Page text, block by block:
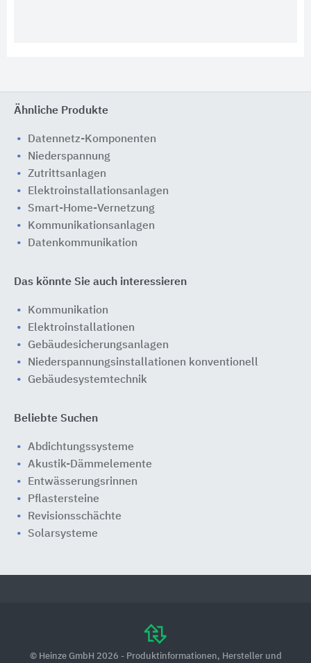
Ähnliche Produkte
Datennetz-Komponenten
Niederspannung
Zutrittsanlagen
Elektroinstallationsanlagen
Smart-Home-Vernetzung
Kommunikationsanlagen
Datenkommunikation
Das könnte Sie auch interessieren
Kommunikation
Elektroinstallationen
Gebäudesicherungsanlagen
Niederspannungsinstallationen konventionell
Gebäudesystemtechnik
Beliebte Suchen
Abdichtungssysteme
Akustik-Dämmelemente
Entwässerungsrinnen
Pflastersteine
Revisionsschächte
Solarsysteme
© Heinze GmbH 2026 - Produktinformationen, Hersteller und